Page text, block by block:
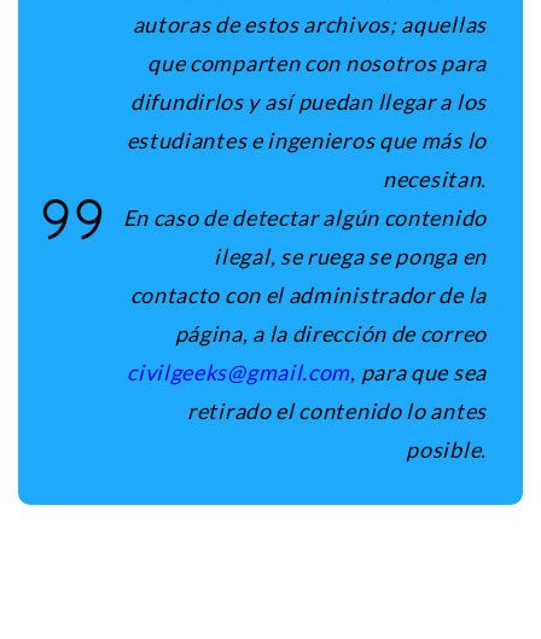
autoras de estos archivos; aquellas
que comparten con nosotros para
difundirlos y así puedan llegar a los
estudiantes e ingenieros que más lo
necesitan.
En caso de detectar algún contenido
ilegal, se ruega se ponga en
contacto con el administrador de la
página, a la dirección de correo
civilgeeks@gmail.com, para que sea
retirado el contenido lo antes
posible.